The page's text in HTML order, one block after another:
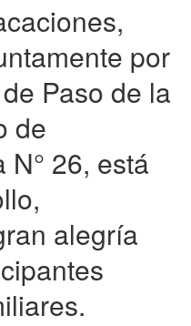
por
Paso de la
de
26, está
alegría